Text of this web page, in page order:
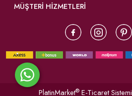
MÜŞTERİ HİZMETLERİ
PlatinMarket® E-Ticaret Sistemi